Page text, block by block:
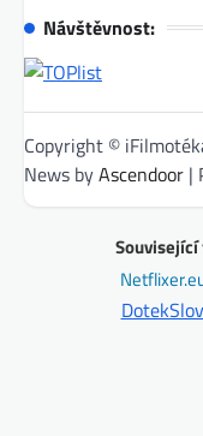
Návštěvnost:
Copyright ©
News byAscendoor |